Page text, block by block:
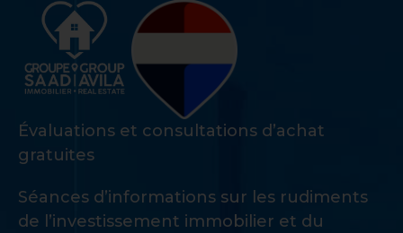
Évaluations et consultations d’achat
gratuites
Séances d’informations sur les rudiments
de l’investissement immobilier et du